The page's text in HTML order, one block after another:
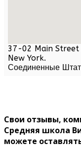
37-02 Main Street
New York.
Соединенные
Свои отзывы,
Средняя школа
можете